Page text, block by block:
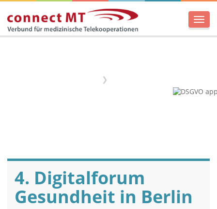
Menü
4. Digitalforum
Gesundheit in Berlin